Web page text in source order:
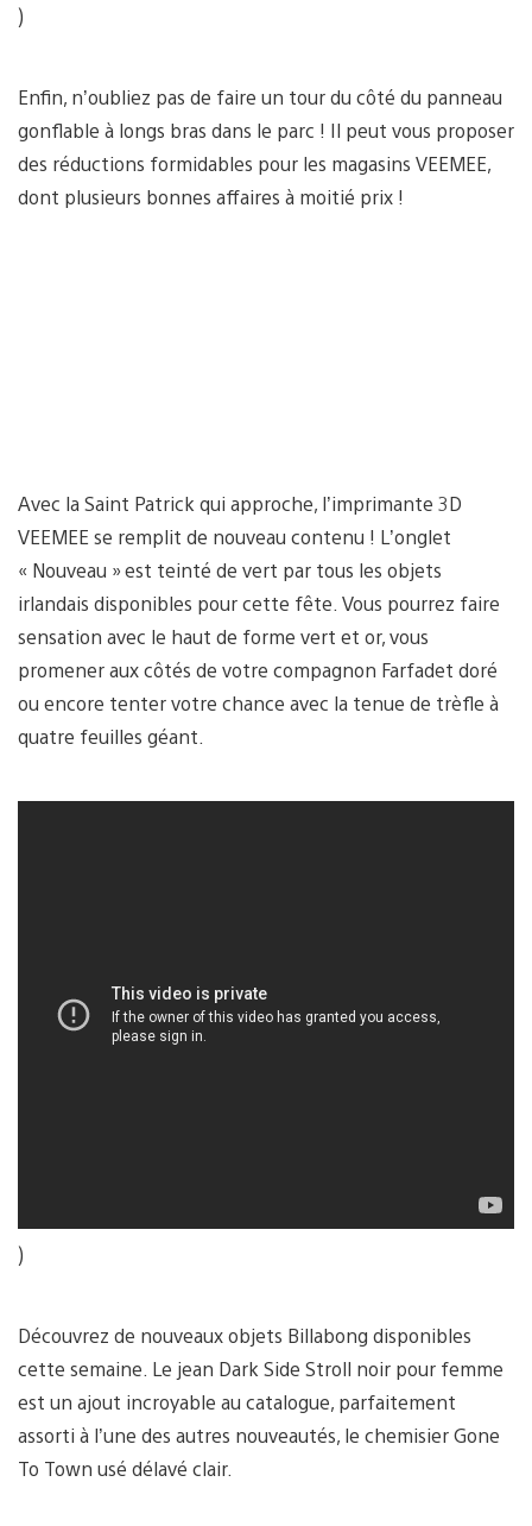
)
Enfin, n’oubliez pas de faire un tour du côté du panneau
gonflable à longs bras dans le parc ! Il peut vous proposer
des réductions formidables pour les magasins VEEMEE,
dont plusieurs bonnes affaires à moitié prix !
Avec la Saint Patrick qui approche, l’imprimante 3D
VEEMEE se remplit de nouveau contenu ! L’onglet
« Nouveau » est teinté de vert par tous les objets
irlandais disponibles pour cette fête. Vous pourrez faire
sensation avec le haut de forme vert et or, vous
promener aux côtés de votre compagnon Farfadet doré
ou encore tenter votre chance avec la tenue de trèfle à
quatre feuilles géant.
)
Découvrez de nouveaux objets Billabong disponibles
cette semaine. Le jean Dark Side Stroll noir pour femme
est un ajout incroyable au catalogue, parfaitement
assorti à l’une des autres nouveautés, le chemisier Gone
To Town usé délavé clair.